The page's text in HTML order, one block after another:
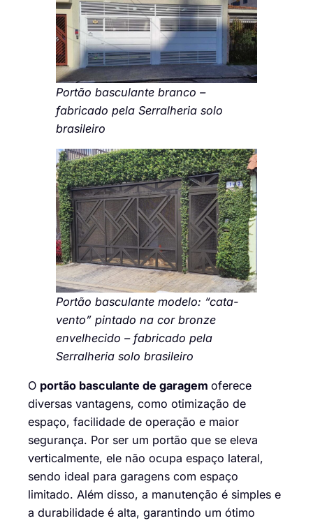
Portão basculante branco –
fabricado pela Serralheria solo
brasileiro
Portão basculante modelo: “cata-
vento” pintado na cor bronze
envelhecido – fabricado pela
Serralheria solo brasileiro
O portão basculante de garagem oferece
diversas vantagens, como otimização de
espaço, facilidade de operação e maior
segurança. Por ser um portão que se eleva
verticalmente, ele não ocupa espaço lateral,
sendo ideal para garagens com espaço
limitado. Além disso, a manutenção é simples e
a durabilidade é alta, garantindo um ótimo